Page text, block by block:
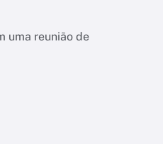
uma reunião de